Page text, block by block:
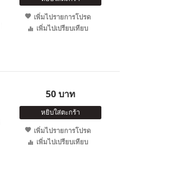
เพิ่มไปรายการโปรด
เพิ่มไปเปรียบเทียบ
50 บาท
หยิบใส่ตะกร้า
เพิ่มไปรายการโปรด
เพิ่มไปเปรียบเทียบ